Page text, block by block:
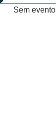
Sem